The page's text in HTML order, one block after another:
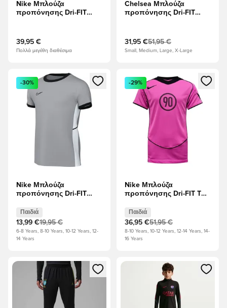
Nike Μπλούζα
προπόνησης Dri-FIT
39,95 €
Πολλά μεγέθη διαθέσιμα
Chelsea Μπλούζα
προπόνησης Dri-FIT
31,95 €51,95 €
Small, Medium, Large, X-Large
Ανοίγει ένα Modal για να συνδεθείτε ή να εγγραφείτε ως
-30%
Nike Μπλούζα
προπόνησης Dri-FIT
μαύρο/Λευκό Παιδιά
Παιδιά
13,99 €19,95 €
6-8 Years, 8-10 Years, 10-12 Years, 12-
14 Years
Ανοίγει ένα Modal για να
-29%
Nike Μπλούζα
προπόνησης Dri-FIT T90
μαύρο Παιδιά
Παιδιά
36,95 €51,95 €
8-10 Years, 10-12 Years, 12-14 Years, 14-
16 Years
Ανοίγει ένα Modal για να συνδεθείτε ή να εγγραφείτε ως
Ανοίγει ένα Modal για να